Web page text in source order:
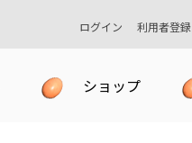
ログイン 利用者登録
ショップ